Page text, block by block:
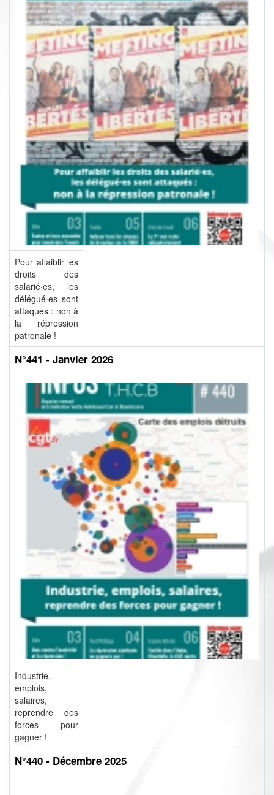
Pour affaiblir les
droits des
salarié·es, les
délégué·es sont
attaqués : non à
la répression
patronale !
N°441 - Janvier 2026
Industrie,
emplois,
salaires,
reprendre des
forces pour
gagner !
N°440 - Décembre 2025